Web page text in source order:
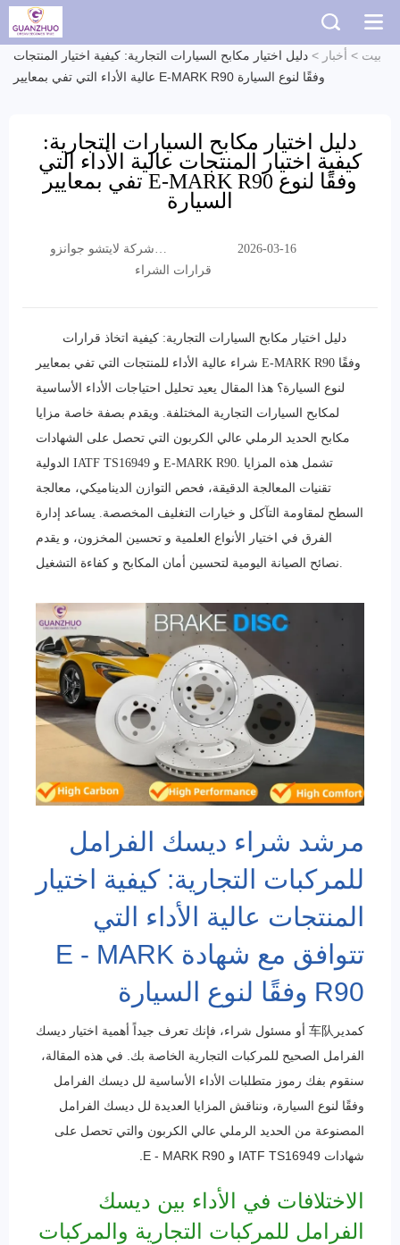
بيت > أخبار > دليل اختيار مكابح السيارات التجارية: كيفية اختيار المنتجات
عالية الأداء التي تفي بمعايير E-MARK R90 وفقًا لنوع السيارة
دليل اختيار مكابح السيارات التجارية:
كيفية اختيار المنتجات عالية الأداء التي
تفي بمعايير E-MARK R90 وفقًا لنوع
السيارة
شركة لايتشو جوانزو
التجارية المحدودة
2026-03-16
قرارات الشراء
دليل اختيار مكابح السيارات التجارية: كيفية اتخاذ قرارات
شراء عالية الأداء للمنتجات التي تفي بمعايير E-MARK R90 وفقًا
لنوع السيارة؟ هذا المقال يعيد تحليل احتياجات الأداء الأساسية
لمكابح السيارات التجارية المختلفة. ويقدم بصفة خاصة مزايا
مكابح الحديد الرملي عالي الكربون التي تحصل على الشهادات
الدولية IATF TS16949 و E-MARK R90. تشمل هذه المزايا
تقنيات المعالجة الدقيقة، فحص التوازن الديناميكي، معالجة
السطح لمقاومة التآكل و خيارات التغليف المخصصة. يساعد إدارة
الفرق في اختيار الأنواع العلمية و تحسين المخزون، و يقدم
نصائح الصيانة اليومية لتحسين أمان المكابح و كفاءة التشغيل.
مرشد شراء ديسك الفرامل
للمركبات التجارية: كيفية اختيار
المنتجات عالية الأداء التي
تتوافق مع شهادة E - MARK
R90 وفقًا لنوع السيارة
كمدير车队 أو مسئول شراء، فإنك تعرف جيداً أهمية اختيار ديسك
الفرامل الصحيح للمركبات التجارية الخاصة بك. في هذه المقالة،
سنقوم بفك رموز متطلبات الأداء الأساسية لل ديسك الفرامل
وفقًا لنوع السيارة، ونناقش المزايا العديدة لل ديسك الفرامل
المصنوعة من الحديد الرملي عالي الكربون والتي تحصل على
شهادات IATF TS16949 و E - MARK R90.
الاختلافات في الأداء بين ديسك
الفرامل للمركبات التجارية والمركبات